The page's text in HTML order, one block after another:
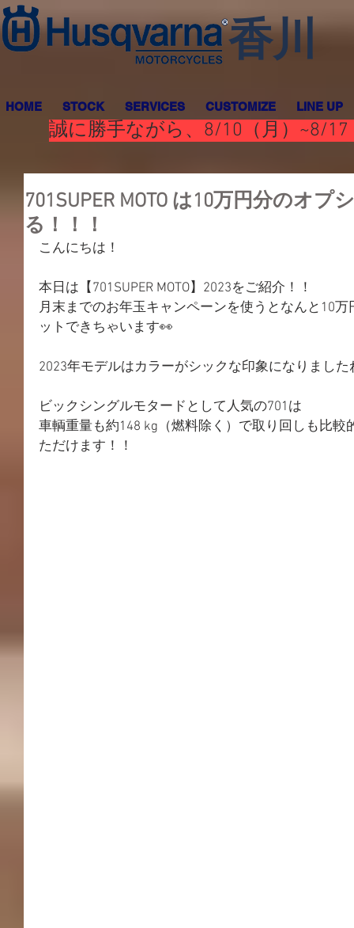
香川
HOME STOCK SERVICES CUSTOMIZE LINE UP
誠に勝手ながら、8/10（月）~8/
701SUPER MOTO は10万円分のオ
る！！！
こんにちは！
本日は【701SUPER MOTO】2023をご紹介！！
月末までのお年玉キャンペーンを使うとなんと10
ットできちゃいます👀
2023年モデルはカラーがシックな印象になりまし
ビックシングルモタードとして人気の701は
車輌重量も約148 kg（燃料除く）で取り回しも比較
ただけます！！